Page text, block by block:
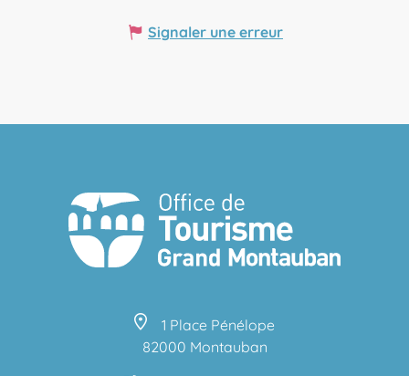
Signaler une erreur
1 Place Pénélope
82000 Montauban